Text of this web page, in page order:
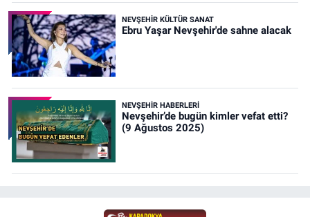
NEVŞEHIR KÜLTÜR SANAT
Ebru Yaşar Nevşehir'de sahne alacak
NEVŞEHIR HABERLERI
Nevşehir’de bugün kimler vefat etti?
(9 Ağustos 2025)